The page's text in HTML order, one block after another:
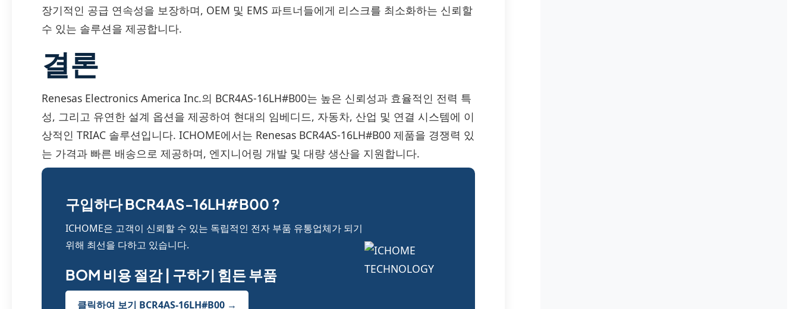
장기적인 공급 연속성을 보장하며, OEM 및 EMS 파트너들에게 리스크를 최소화하는 신뢰할
수 있는 솔루션을 제공합니다.
결론
Renesas Electronics America Inc.의 BCR4AS-16LH#B00는 높은 신뢰성과 효율적인 전력 특
성, 그리고 유연한 설계 옵션을 제공하여 현대의 임베디드, 자동차, 산업 및 연결 시스템에 이
상적인 TRIAC 솔루션입니다. ICHOME에서는 Renesas BCR4AS-16LH#B00 제품을 경쟁력 있
는 가격과 빠른 배송으로 제공하며, 엔지니어링 개발 및 대량 생산을 지원합니다.
구입하다 BCR4AS-16LH#B00 ?
ICHOME은 고객이 신뢰할 수 있는 독립적인 전자 부품 유통업체가 되기
위해 최선을 다하고 있습니다.
BOM 비용 절감 | 구하기 힘든 부품
클릭하여 보기 BCR4AS-16LH#B00 →